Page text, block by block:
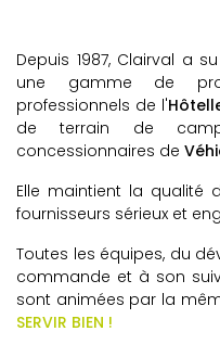
Depuis 1987, Clairval a
une gamme de
professionnels de l'
de terrain de
concessionnaires de
Elle maintient la qualité
fournisseurs sérieux et
Toutes les équipes, du
commande et à son
sont animées par la
SERVIR BIEN !